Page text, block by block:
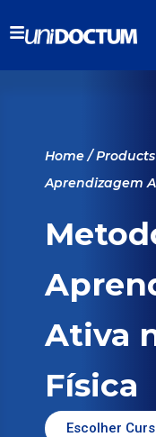
Home/
Aprendizagem
Ativa
Física
Escolher